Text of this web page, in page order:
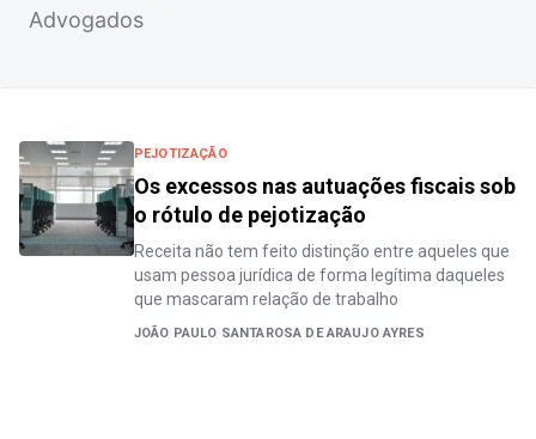
Advogados
PEJOTIZAÇÃO
Os excessos nas autuações fiscais sob
o rótulo de pejotização
Receita não tem feito distinção entre aqueles que
usam pessoa jurídica de forma legítima daqueles
que mascaram relação de trabalho
JOÃO PAULO SANTAROSA DE ARAUJO AYRES